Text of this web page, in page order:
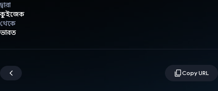
দ্বারা
কুইজেক
থেকে
ভারত